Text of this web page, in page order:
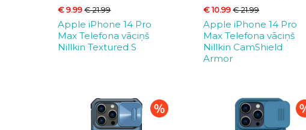
€ 9.99€ 21.99
Apple iPhone 14 Pro
Max Telefona vāciņš
Nillkin Textured S
€ 10.99€ 21.99
Apple iPhone 14 Pro
Max Telefona vāciņš
Nillkin CamShield
Armor